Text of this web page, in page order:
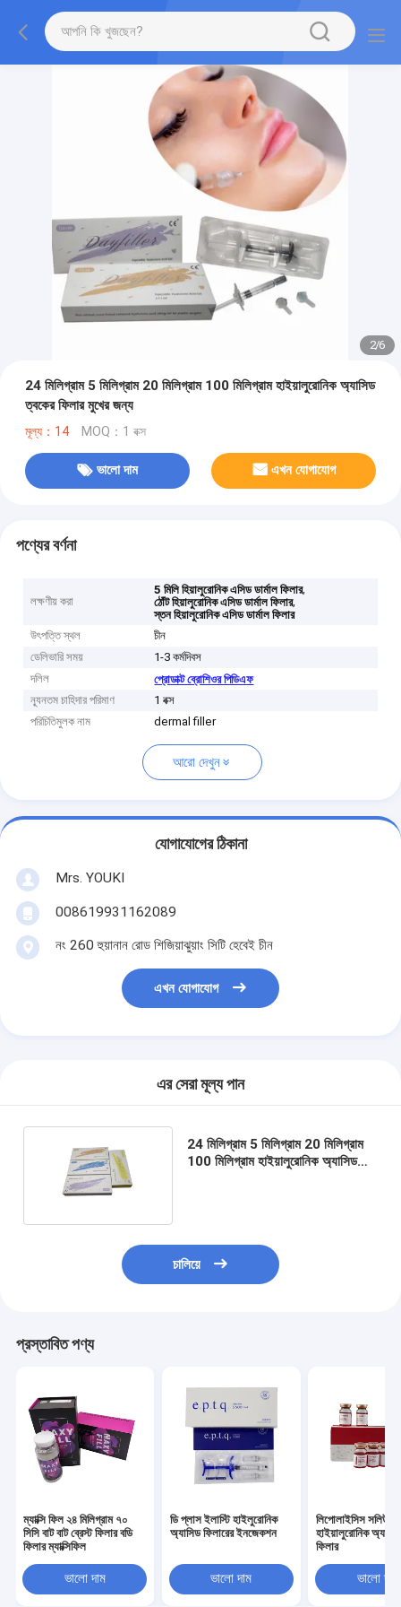
2/6
24 মিলিগ্রাম 5 মিলিগ্রাম 20 মিলিগ্রাম 100 মিলিগ্রাম হাইয়ালুরোনিক অ্যাসিড
ত্বকের ফিলার মুখের জন্য
মূল্য：14 MOQ：1 বক্স
ভালো দাম এখন যোগাযোগ
পণ্যের বর্ণনা
লক্ষণীয় করা
5 মিলি হিয়ালুরোনিক এসিড ডার্মাল ফিলার,
ঠোঁট হিয়ালুরোনিক এসিড ডার্মাল ফিলার,
স্তন হিয়ালুরোনিক এসিড ডার্মাল ফিলার
উৎপত্তি স্থল
চীন
ডেলিভারি সময়
1-3 কর্মদিবস
দলিল
প্রোডাক্ট ব্রোশিওর পিডিএফ
ন্যূনতম চাহিদার পরিমাণ
1 বক্স
পরিচিতিমুলক নাম
dermal filler
আরো দেখুন
যোগাযোগের ঠিকানা
Mrs. YOUKI
008619931162089
নং 260 হুয়ানান রোড শিজিয়াঝুয়াং সিটি হেবেই চীন
এখন যোগাযোগ
এর সেরা মূল্য পান
24 মিলিগ্রাম 5 মিলিগ্রাম 20 মিলিগ্রাম
100 মিলিগ্রাম হাইয়ালুরোনিক অ্যাসিড
চালিয়ে
প্রস্তাবিত পণ্য
ম্যাক্সি ফিল ২৪ মিলিগ্রাম ৭০
সিসি বাট বাট ব্রেস্ট ফিলার বডি
ফিলার ম্যাক্সিফিল
ভালো দাম
ডি প্লাস ইলাস্টি হাইলুরোনিক
অ্যাসিড ফিলারের ইনজেকশন
ভালো দাম
লিপোলাইসিস সলিউশন
হাইয়ালুরোনিক অ্যাসিড
ফিলার
ভালো দাম